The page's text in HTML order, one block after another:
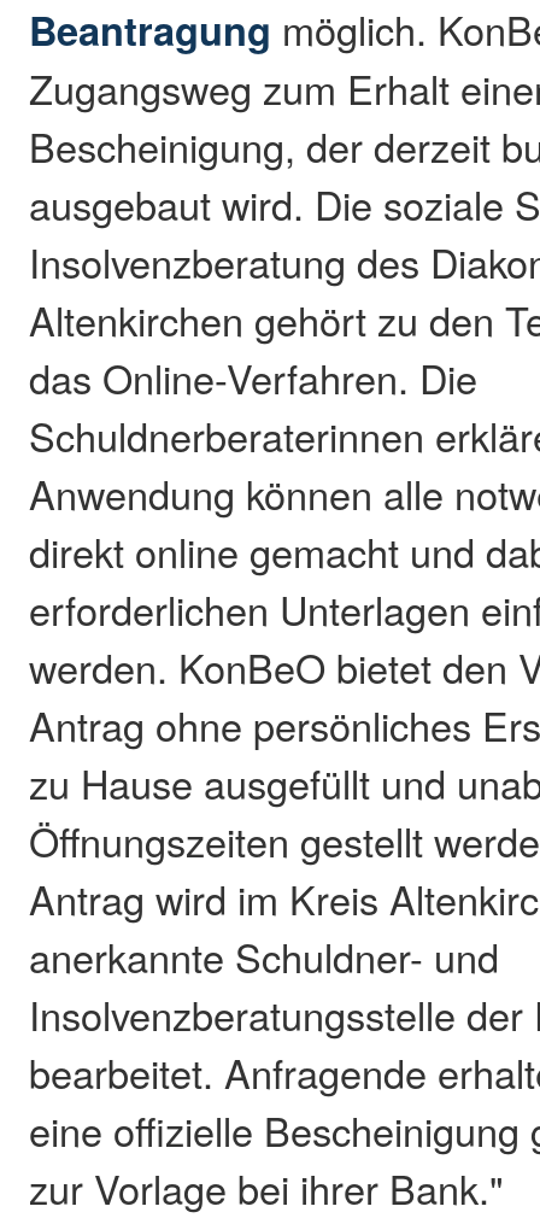
Beantragung möglich.
Zugangsweg zum Erhalt
Bescheinigung, der derzeit
ausgebaut wird. Die soziale
Insolvenzberatung des
Altenkirchen gehört zu den
das Online-Verfahren. Die
Schuldnerberaterinnen
Anwendung können alle
direkt online gemacht und
erforderlichen Unterlagen
werden. KonBeO bietet den
Antrag ohne persönliches
zu Hause ausgefüllt und
Öffnungszeiten gestellt
Antrag wird im Kreis
anerkannte Schuldner- und
Insolvenzberatungsstelle der
bearbeitet. Anfragende
eine offizielle Bescheinigung
zur Vorlage bei ihrer Bank."